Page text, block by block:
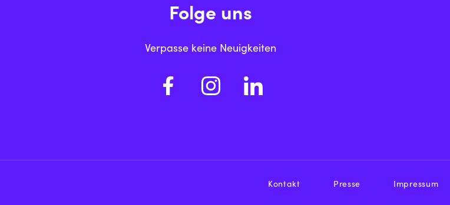
Folge uns
Verpasse keine Neuigkeiten
Kontakt Presse Impressum